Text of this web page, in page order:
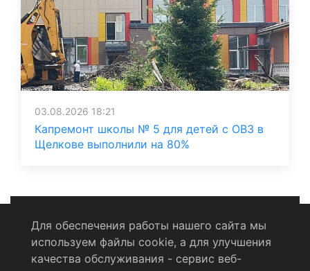
03.08.2026 18:21
Капремонт школы № 5 для детей с ОВЗ в
Щелкове выполнили на 80%
Политика конфиденциальности
Для обеспечения работы нашего сайта мы
используем файлы cookie, а для улучшения
качества обслуживания - сервис веб-